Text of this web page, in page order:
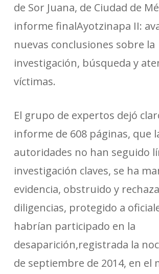
de Sor Juana, de Ciudad de
informe finalAyotzinapa II:
nuevas conclusiones sobre la
investigación, búsqueda y
víctimas.
El grupo de expertos dejó
informe de 608 páginas, que
autoridades no han seguido
investigación claves, se ha
evidencia, obstruido y
diligencias, protegido a
habrían participado en la
desaparición,registrada la
de septiembre de 2014, en el